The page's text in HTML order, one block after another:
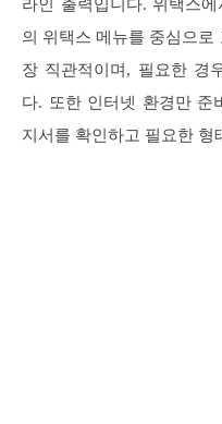
라인 출력입니다. 위택스
의 위택스 메뉴를 중심으
장 직관적이며, 필요한 경
다. 또한 인터넷 환경만 준
지서를 확인하고 필요한 형